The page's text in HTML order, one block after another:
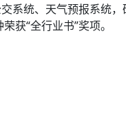
系统、天气预报系统
获“全行业书”奖项。